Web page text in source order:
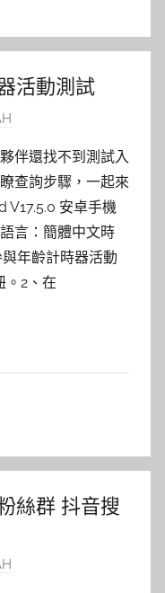
活動測試
伴還找不到測試入
查詢步驟，一起來
V17.5.0 安卓手機
言：簡體中文時
年齡計時器活動
。2、在
絲群 抖音搜